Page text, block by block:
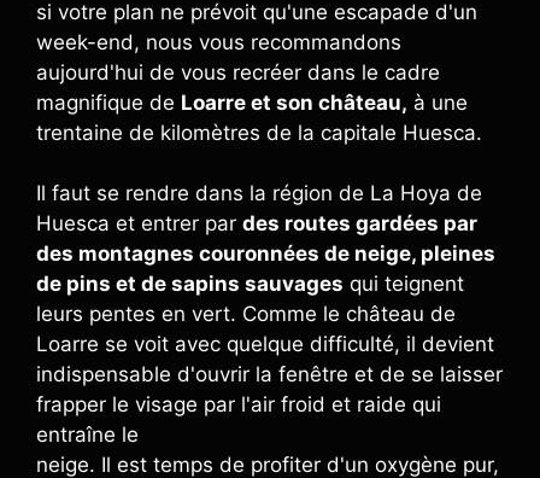
si votre plan ne prévoit qu'une escapade d'un
week-end, nous vous recommandons
aujourd'hui de vous recréer dans le cadre
magnifique de Loarre et son château, à une
trentaine de kilomètres de la capitale Huesca.
Il faut se rendre dans la région de La Hoya de
Huesca et entrer par des routes gardées par
des montagnes couronnées de neige, pleines
de pins et de sapins sauvages qui teignent
leurs pentes en vert. Comme le château de
Loarre se voit avec quelque difficulté, il devient
indispensable d'ouvrir la fenêtre et de se laisser
frapper le visage par l'air froid et raide qui
entraîne le
neige. Il est temps de profiter d'un oxygène pur,